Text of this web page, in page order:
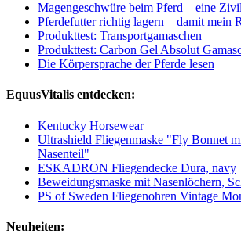
Magengeschwüre beim Pferd – eine
Pferdefutter richtig lagern – damit mein
Produkttest: Transportgamaschen
Produkttest: Carbon Gel Absolut
Die Körpersprache der Pferde lesen
EquusVitalis entdecken:
Kentucky Horsewear
Ultrashield Fliegenmaske "Fly Bonnet
Nasenteil"
ESKADRON Fliegendecke Dura, navy
Beweidungsmaske mit Nasenlöchern,
PS of Sweden Fliegenohren Vintage
Neuheiten: